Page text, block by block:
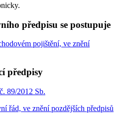
předpisu se postupuje
pojištění, ve znění
předpisy
89/2012 Sb.
řád, ve znění pozdějších předpisů